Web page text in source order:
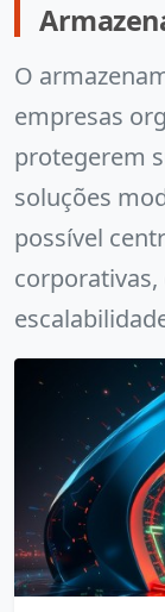
O
empresas
protegerem
soluções
possível